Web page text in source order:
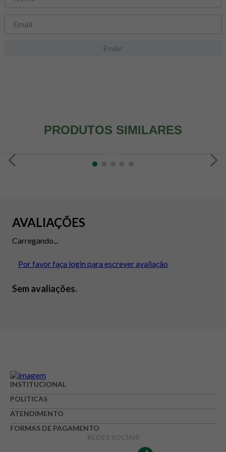
Enviar
PRODUTOS SIMILARES
AVALIAÇÕES
Carregando...
Por favor faça login para escrever avaliação
Sem avaliações.
INSTITUCIONAL
POLITICAS
ATENDIMENTO
FORMAS DE PAGAMENTO
REDES SOCIAIS
8º snack proteico mundo verde
9 psyllium